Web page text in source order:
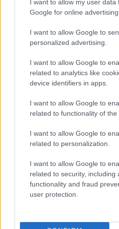
I want to allow my user data
Google for online
I want to allow Google to
personalized advertising.
I want to allow Google to
related to analytics like
device identifiers in apps.
I want to allow Google to
related to functionality of the
I want to allow Google to
related to personalization.
I want to allow Google to
related to security, including
functionality and fraud
user protection.
CRIPTOMONEDAS
Francia se convierte en el
criptomonedas
Diego Martín · 9 Ago 2026